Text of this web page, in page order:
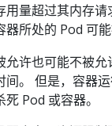
用量超过其内存请
器所处的 Pod 可
允许也可能不被允
间。 但是，容器
Pod 或容器。